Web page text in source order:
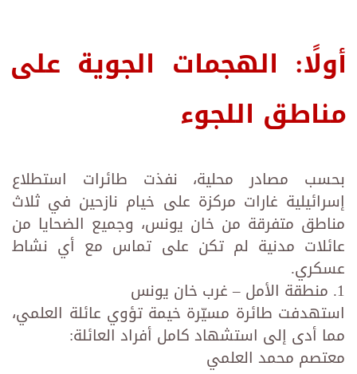
أولًا: الهجمات الجوية على
مناطق اللجوء
بحسب مصادر محلية، نفذت طائرات استطلاع
إسرائيلية غارات مركزة على خيام نازحين في ثلاث
مناطق متفرقة من خان يونس، وجميع الضحايا من
عائلات مدنية لم تكن على تماس مع أي نشاط
عسكري.
1. منطقة الأمل – غرب خان يونس
استهدفت طائرة مسيّرة خيمة تؤوي عائلة العلمي،
مما أدى إلى استشهاد كامل أفراد العائلة:
معتصم محمد العلمي